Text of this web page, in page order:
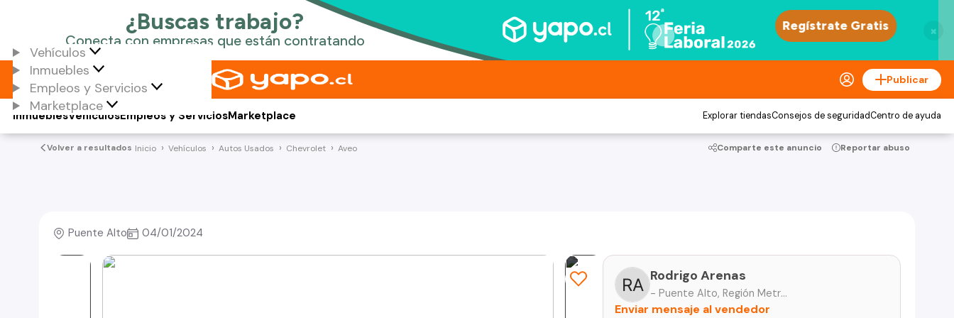
×
Vehículos
Inmuebles
Empleos y Servicios
Marketplace
Publicar
Vehículos
Inmuebles Empleos y ServiciosMarketplace Explorar tiendasConsejos de seguridadCentro de ayuda
Volver a resultados Inicio Vehículos Autos Usados Chevrolet Aveo Comparte este anuncio Reportar abuso
Puente Alto 04/01/2024
Rodrigo Arenas
- Puente Alto, Región Metropolitana
Enviar mensaje al vendedor